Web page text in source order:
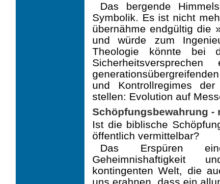
Das bergende
Symbolik. Es ist nicht
übernähme endgültig die
und wür­de zum
Theologie könnte bei
und Kontrollregimes
stellen: Evolution auf
Schöpfungsbewahrung -
Ist die biblische
öffentlich vermittelbar?
Das Erspüren
Geheimnishaftigkeit
kontingenten Welt, die